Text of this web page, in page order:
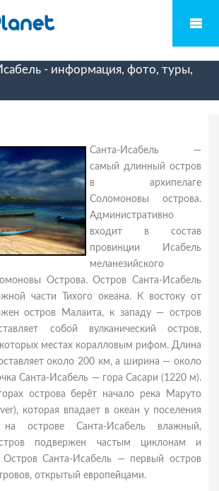
- информация, фото, туры,
Санта-Исабель —
самый длинный остров
в архипелаге
Соломоновы острова.
Административно
входит в состав
провинции Исабель
меланезийского
Острова. Остров Санта-Исабель
части Тихого океана. К востоку от
остров Малаита, к западу — остров
собой вулканический остров,
местах коралловым рифом. Длина
около 200 км, а ширина — около
Санта-Исабель — гора Сасари (1220 м).
острова берёт начало река Маруто
которая впадает в океан у поселения
острове Санта-Исабель влажный,
подвержен частым циклонам и
Остров Санта-Исабель — первый остров
открытый европейцами.